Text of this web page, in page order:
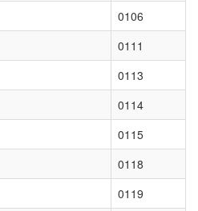
0106
0111
0113
0114
0115
0118
0119